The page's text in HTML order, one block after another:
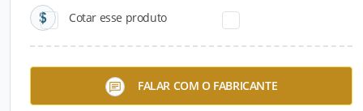
Cotar esse produto
FALAR COM O FABRICANTE